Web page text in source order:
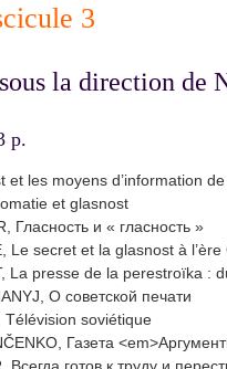
3
la direction de
p.
et les moyens d’information
et glasnost
Гласность и « гласность »
Le secret et la glasnost à
La presse de la perestroïka :
О советской печати
Télévision soviétique
Газета